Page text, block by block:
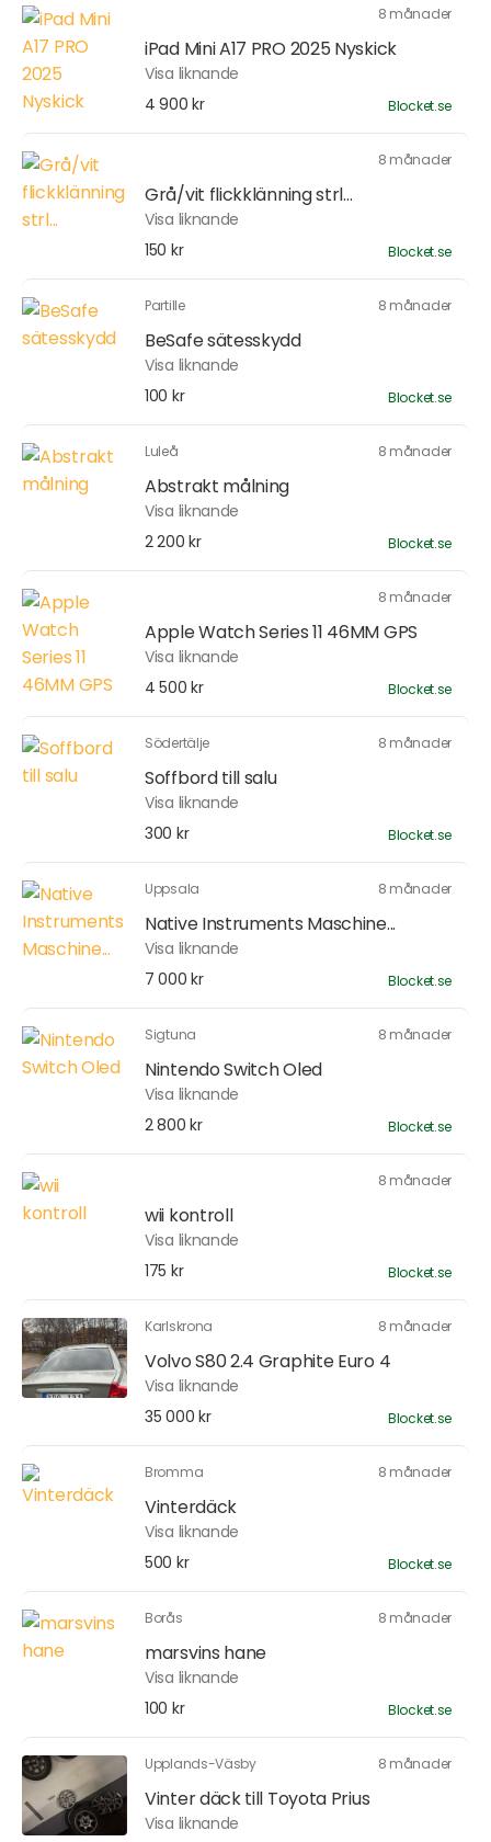
8 månader
iPad Mini A17 PRO 2025 Nyskick
Visa liknande
4 900 kr
Blocket.se
8 månader
Grå/vit flickklänning strl...
Visa liknande
150 kr
Blocket.se
Partille 8 månader
BeSafe sätesskydd
Visa liknande
100 kr
Blocket.se
Luleå 8 månader
Abstrakt målning
Visa liknande
2 200 kr
Blocket.se
8 månader
Apple Watch Series 11 46MM GPS
Visa liknande
4 500 kr
Blocket.se
Södertälje 8 månader
Soffbord till salu
Visa liknande
300 kr
Blocket.se
Uppsala 8 månader
Native Instruments Maschine...
Visa liknande
7 000 kr
Blocket.se
Sigtuna 8 månader
Nintendo Switch Oled
Visa liknande
2 800 kr
Blocket.se
8 månader
wii kontroll
Visa liknande
175 kr
Blocket.se
Karlskrona 8 månader
Volvo S80 2.4 Graphite Euro 4
Visa liknande
35 000 kr
Blocket.se
Bromma 8 månader
Vinterdäck
Visa liknande
500 kr
Blocket.se
Borås 8 månader
marsvins hane
Visa liknande
100 kr
Blocket.se
Upplands-Väsby 8 månader
Vinter däck till Toyota Prius
Visa liknande